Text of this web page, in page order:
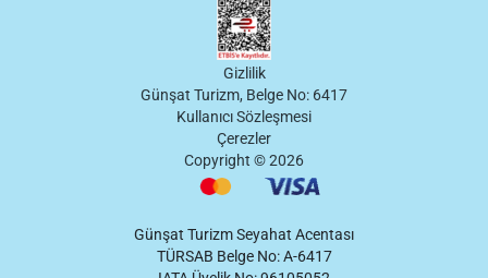
Gizlilik
Günşat Turizm, Belge No: 6417
Kullanıcı Sözleşmesi
Çerezler
Copyright ©2026
Günşat Turizm Seyahat Acentası
TÜRSAB Belge No: A-6417